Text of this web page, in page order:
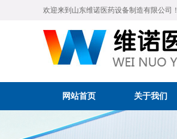
欢迎来到山东维诺医药设备制造有限公司！
网站首页 关于我们